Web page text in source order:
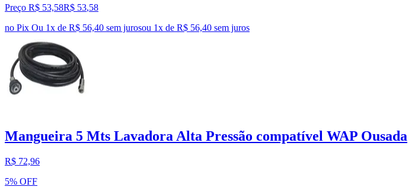
Preço R$ 53,58R$ 53,58
no Pix Ou 1x de R$ 56,40 sem jurosou 1x de R$ 56,40 sem juros
Mangueira 5 Mts Lavadora Alta Pressão compatível WAP Ousada
R$ 72,96
5% OFF